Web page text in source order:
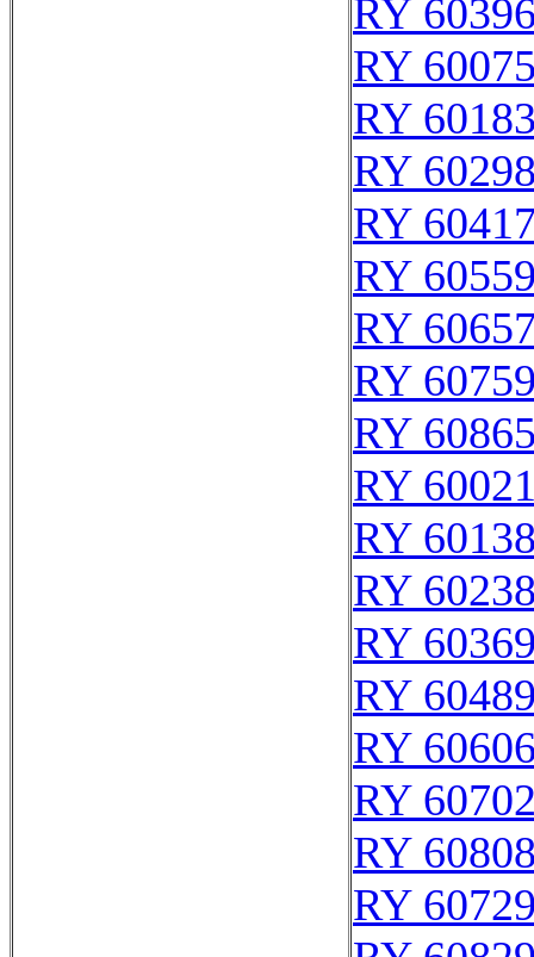
RY
RY
RY
RY
RY
RY
RY
RY
RY
RY
RY
RY
RY
RY
RY
RY
RY
RY